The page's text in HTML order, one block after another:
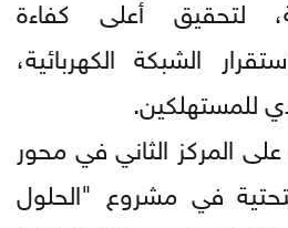
الشبكة الكهربائية،
للمستهلكين.
المركز الثاني في محور
في مشروع "الحلول